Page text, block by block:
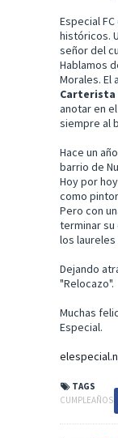
Especial
históricos.
señor del
Hablamos
Morales. El
Carterista
anotar en
siempre al
Hace un
barrio de
Hoy por
como
Pero con
terminar
los
Dejando
"Relocazo".
Muchas
Especial.
TAGS
CUMPLEAÑOS